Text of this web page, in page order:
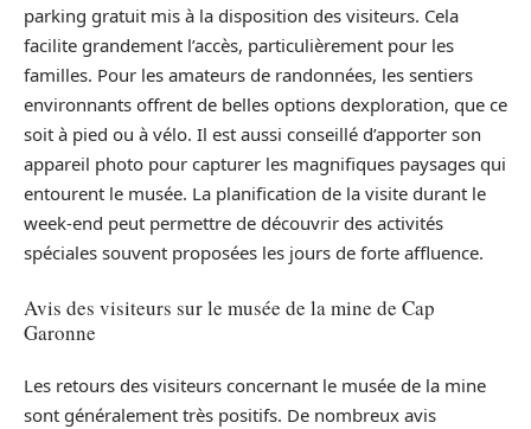
parking gratuit mis à la disposition des visiteurs. Cela
facilite grandement l’accès, particulièrement pour les
familles. Pour les amateurs de randonnées, les sentiers
environnants offrent de belles options dexploration, que ce
soit à pied ou à vélo. Il est aussi conseillé d’apporter son
appareil photo pour capturer les magnifiques paysages qui
entourent le musée. La planification de la visite durant le
week-end peut permettre de découvrir des activités
spéciales souvent proposées les jours de forte affluence.
Avis des visiteurs sur le musée de la mine de Cap
Garonne
Les retours des visiteurs concernant le musée de la mine
sont généralement très positifs. De nombreux avis